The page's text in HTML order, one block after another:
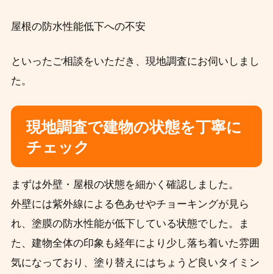
屋根の防水性能低下への不安
といったご相談をいただき、現地調査にお伺いしまし
た。
現地調査で建物の状態を丁寧に
チェック
まずは外壁・屋根の状態を細かく確認しました。
外壁には紫外線による色あせやチョーキングが見ら
れ、塗膜の防水性能が低下している状態でした。ま
た、建物全体の印象も経年により少し落ち着いた雰囲
気になっており、塗り替えにはちょうど良いタイミン